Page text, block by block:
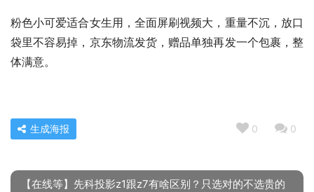
粉色小可爱适合女生用，全面屏刷视频大，重量不沉，放口
袋里不容易掉，京东物流发货，赠品单独再发一个包裹，整
体满意。
0 0
生成海报
【在线等】先科投影z1跟z7有啥区别？只选对的不选贵的